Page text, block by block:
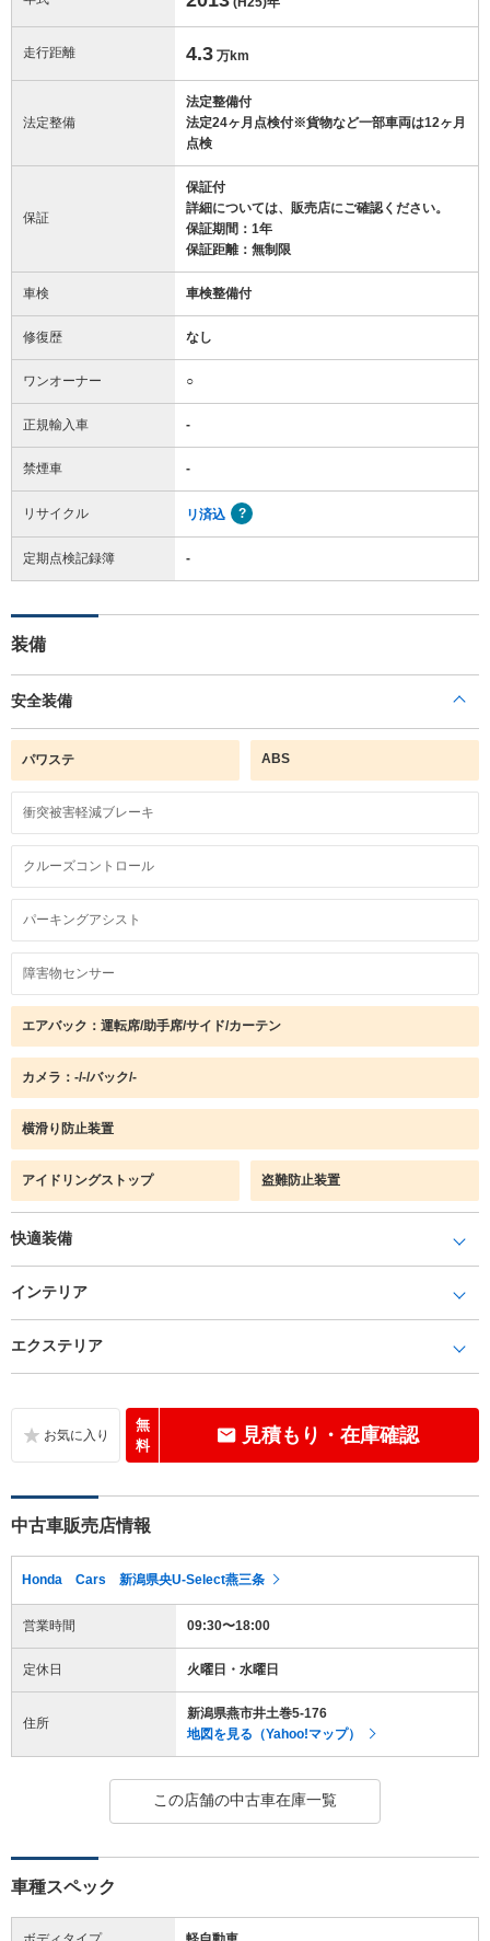
走行距離 4.3 万km
法定整備
法定整備付
法定24ヶ月点検付※貨物など一部車両は12ヶ月
点検
保証
保証付
詳細については、販売店にご確認ください。
保証期間：1年
保証距離：無制限
車検 車検整備付
修復歴 なし
ワンオーナー ○
正規輸入車 -
禁煙車 -
リサイクル リ済込
定期点検記録簿 -
装備
安全装備
パワステ ABS
衝突被害軽減ブレーキ
クルーズコントロール
パーキングアシスト
障害物センサー
エアバック：運転席/助手席/サイド/カーテン
カメラ：-/-/バック/-
横滑り防止装置
アイドリングストップ 盗難防止装置
快適装備
インテリア
エクステリア
無
料
見積もり・在庫確認
中古車販売店情報
Honda Cars 新潟県央U-Select燕三条
営業時間 09:30〜18:00
定休日 火曜日・水曜日
住所
新潟県燕市井土巻5-176
地図を見る（Yahoo!マップ）
この店舗の中古車在庫一覧
車種スペック